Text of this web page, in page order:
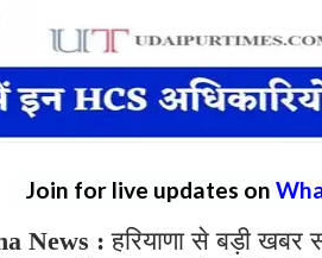
Join for live updates on
News : हरियाणा से बड़ी खबर